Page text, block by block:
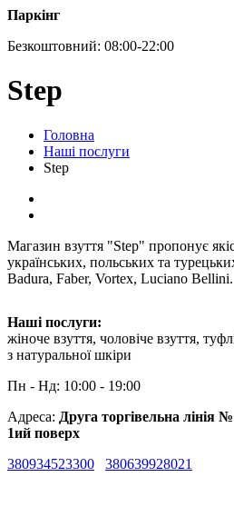
Паркінг
Безкоштовний: 08:00-22:00
Step
Головна
Наші послуги
Step
Магазин взуття "Step" пропонує
українських, польських та
Badura, Faber, Vortex, Luciano Bellini.
Наші послуги:
жіноче взуття, чоловіче взуття,
з натуральної шкіри
Пн - Нд: 10:00 - 19:00
Адреса: Друга торгівельна
1ий поверх
380934523300
380639928021